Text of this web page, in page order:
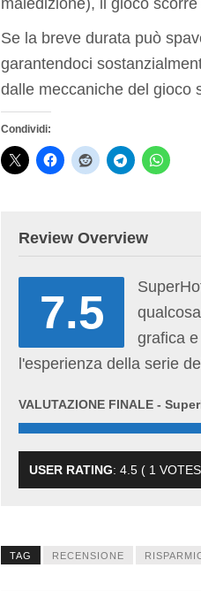
maledizione), il gioco
Se la breve durata può
garantendoci
dalle meccaniche del gioco
Condividi:
Review Overview
7.5
grafica
l'esperienza della serie
VALUTAZIONE FINALE -
USER RATING: 4.5 ( 1
TAG RECENSIONE